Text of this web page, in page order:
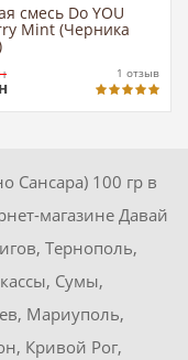
смесь Do YOU
Mint (Черника
1 отзыв
Сансара) 100 гр в
магазине Давай
Тернополь,
Сумы,
Мариуполь,
Кривой Рог,